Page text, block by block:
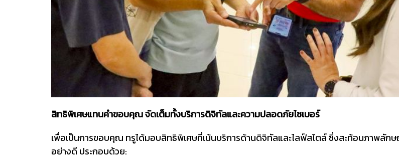
สิทธิพิเศษแทนคำขอบคุณ จัดเต็มทั้งบริการดิจิทัลและความปลอดภัยไซเบอร์
เพื่อเป็นการขอบคุณ ทรูได้มอบสิทธิพิเศษที่เน้นบริการด้านดิจิทัลและไลฟ์สไตล์ ซึ่งสะท้อนภาพลัก
อย่างดี ประกอบด้วย: